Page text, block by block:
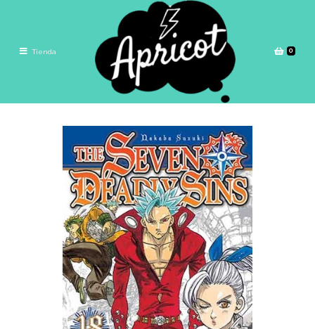
Tienda 0